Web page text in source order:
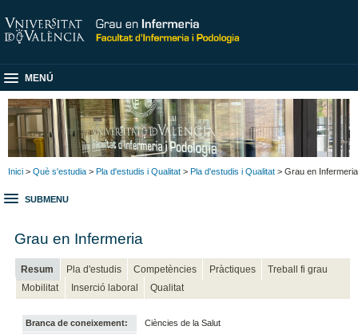
MENÚ
Inici > Què s'estudia > Pla d'estudis i Qualitat > Pla d'estudis i Qualitat > Grau en Infermeria
SUBMENU
Grau en Infermeria
Resum Pla d'estudis Competències Pràctiques
Treball fi grau
Mobilitat
Inserció laboral Qualitat
Branca de coneixement:
Ciències de la Salut